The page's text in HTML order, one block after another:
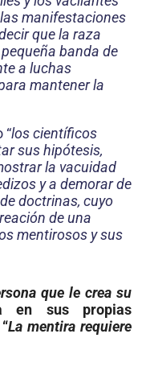
manifestaciones
que la raza
banda de
a luchas
mantener la
“los científicos
sus hipótesis,
la vacuidad
y a demorar de
doctrinas, cuyo
de una
mentirosos y sus
que le crea su
en sus propias
La mentira requiere